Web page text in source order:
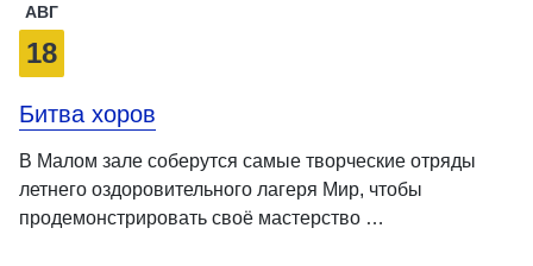
АВГ
18
Битва хоров
В Малом зале соберутся самые творческие отряды
летнего оздоровительного лагеря Мир, чтобы
продемонстрировать своё мастерство …